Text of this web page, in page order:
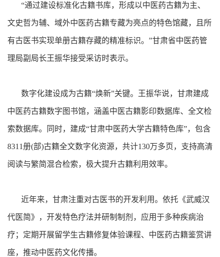
“通过建设标准化古籍书库，形成以中医药古籍为主、
文史哲为辅、域外中医药古籍专藏为亮点的特色馆藏，且所
有古医书实现单册古籍存藏的精准标识。”甘肃省中医药管
理局副局长王振华接受采访时表示。
数字化建设成为古籍“焕新”关键。王振华说，甘肃建成
中医药古籍数字图书馆，涵盖中医古籍影印数据库、全文检
索数据库。同时，建成“甘肃中医药大学古籍特色库”，包含
8311册(部)古籍全文数字化资源，共计130万多页，支持高清
阅读与繁简混合检索，极大提升古籍利用效率。
近年来，甘肃注重对古医书的开发利用。依托《武威汉
代医简》，开发特色疗法并研制制剂，应用于多种疾病治
疗；定期开展留学生古籍修复体验课程、中医药古籍鉴赏讲
座，推动中医药文化传播。